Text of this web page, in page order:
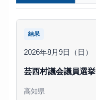
結果
2026年8月9日（日）
芸西村議会議員選挙
高知県